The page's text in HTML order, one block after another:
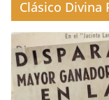
Clásico Divina